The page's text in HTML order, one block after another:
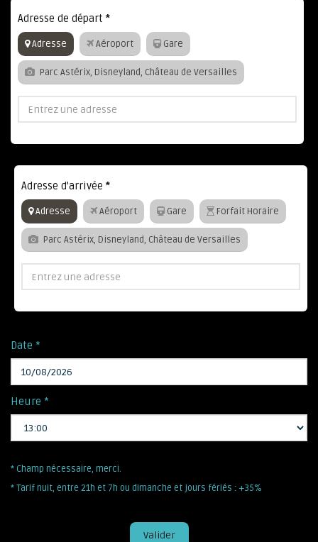
Adresse de départ *
Adresse Aéroport Gare
Parc Astérix, Disneyland, Château de Versailles
Adresse d'arrivée *
Adresse Aéroport Gare Forfait Horaire
Parc Astérix, Disneyland, Château de Versailles
Date *
Heure *
* Champ nécessaire, merci.
* Tarif nuit, entre 21h et 7h ou dimanche et jours fériés : +35%
Valider